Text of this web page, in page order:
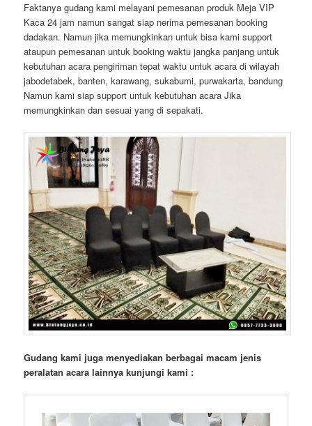
Faktanya gudang kami melayani pemesanan produk Meja VIP
Kaca 24 jam namun sangat siap nerima pemesanan booking
dadakan. Namun jika memungkinkan untuk bisa kami support
ataupun pemesanan untuk booking waktu jangka panjang untuk
kebutuhan acara pengiriman tepat waktu untuk acara di wilayah
jabodetabek, banten, karawang, sukabumi, purwakarta, bandung
Namun kami siap support untuk kebutuhan acara Jika
memungkinkan dan sesuai yang di sepakati.
Gudang kami juga menyediakan berbagai macam jenis
peralatan acara lainnya kunjungi kami :